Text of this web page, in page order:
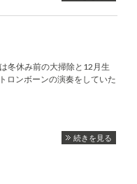
冬休み前の大掃除と12月生
ロンボーンの演奏をしていた
続きを見る